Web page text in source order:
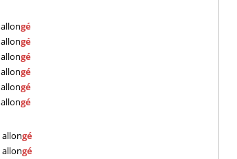
allongé
allongé
allongé
allongé
allongé
allongé
allongé
allongé